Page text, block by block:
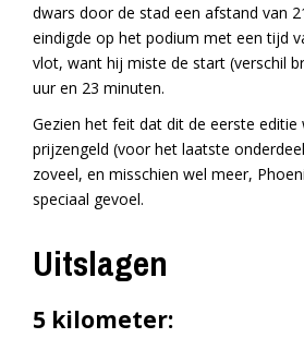
dwars door de stad een afstand van
eindigde op het podium met een tijd
vlot, want hij miste de start (verschil
uur en 23 minuten.
Gezien het feit dat dit de eerste
prijzengeld (voor het laatste
zoveel, en misschien wel meer,
speciaal gevoel.
Uitslagen
5 kilometer: